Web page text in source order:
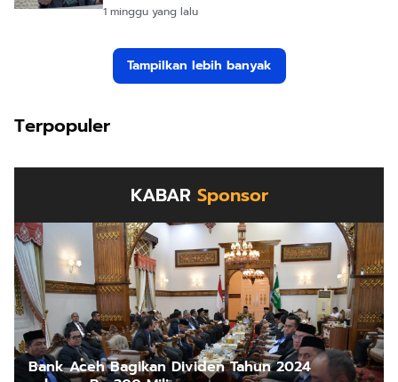
1 minggu yang lalu
Tampilkan lebih banyak
Terpopuler
KABAR Sponsor
Bank Aceh Bagikan Dividen Tahun 2024